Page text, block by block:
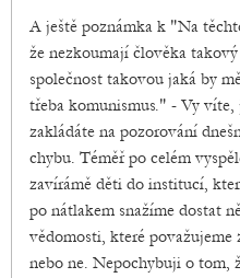
A ještě poznámka k "Na
že nezkoumají člověka
společnost takovou jaká by
třeba komunismus." - Vy
zakládáte na pozorování
chybu. Téměř po celém
zavírámě děti do institucí,
po nátlakem snažíme dostat
vědomosti, které
nebo ne. Nepochybuji o tom,